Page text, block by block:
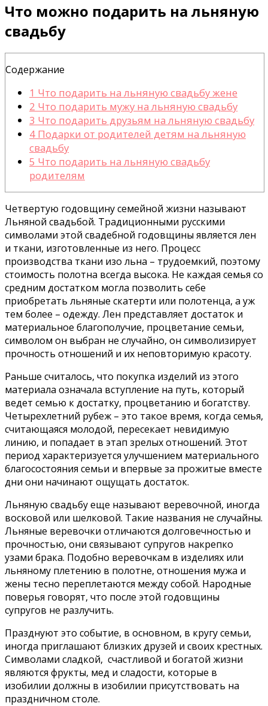
Что можно подарить на льняную
свадьбу
Содержание
1 Что подарить на льняную свадьбу жене
2 Что подарить мужу на льняную свадьбу
3 Что подарить друзьям на льняную свадьбу
4 Подарки от родителей детям на льняную
свадьбу
5 Что подарить на льняную свадьбу
родителям
Четвертую годовщину семейной жизни называют
Льняной свадьбой. Традиционными русскими
символами этой свадебной годовщины является лен
и ткани, изготовленные из него. Процесс
производства ткани изо льна – трудоемкий, поэтому
стоимость полотна всегда высока. Не каждая семья со
средним достатком могла позволить себе
приобретать льняные скатерти или полотенца, а уж
тем более – одежду. Лен представляет достаток и
материальное благополучие, процветание семьи,
символом он выбран не случайно, он символизирует
прочность отношений и их неповторимую красоту.
Раньше считалось, что покупка изделий из этого
материала означала вступление на путь, который
ведет семью к достатку, процветанию и богатству.
Четырехлетний рубеж – это такое время, когда семья,
считающаяся молодой, пересекает невидимую
линию, и попадает в этап зрелых отношений. Этот
период характеризуется улучшением материального
благосостояния семьи и впервые за прожитые вместе
дни они начинают ощущать достаток.
Льняную свадьбу еще называют веревочной, иногда
восковой или шелковой. Такие названия не случайны.
Льняные веревочки отличаются долговечностью и
прочностью, они связывают супругов накрепко
узами брака. Подобно веревочкам в изделиях или
льняному плетению в полотне, отношения мужа и
жены тесно переплетаются между собой. Народные
поверья говорят, что после этой годовщины
супругов не разлучить.
Празднуют это событие, в основном, в кругу семьи,
иногда приглашают близких друзей и своих крестных.
Символами сладкой, счастливой и богатой жизни
являются фрукты, мед и сладости, которые в
изобилии должны в изобилии присутствовать на
праздничном столе.